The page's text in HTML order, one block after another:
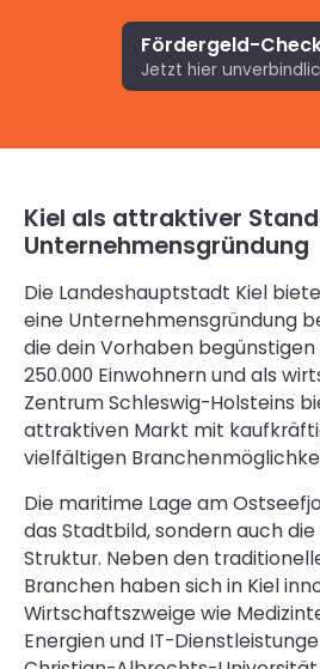
Fördergeld-
Jetzt hier
Kiel als attraktiver
Unternehmensgründung
Die Landeshauptstadt Kiel
eine Unternehmensgründung
die dein Vorhaben
250.000 Einwohnern und als
Zentrum Schleswig-Holsteins
attraktiven Markt mit
vielfältigen
Die maritime Lage am
das Stadtbild, sondern auch
Struktur. Neben den
Branchen haben sich in Kiel
Wirtschaftszweige wie
Energien und IT-